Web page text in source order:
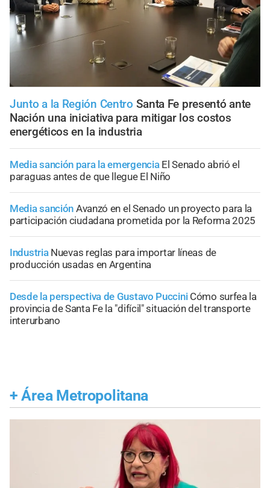
Junto a la Región Centro Santa Fe presentó ante
Nación una iniciativa para mitigar los costos
energéticos en la industria
Media sanción para la emergencia El Senado abrió el
paraguas antes de que llegue El Niño
Media sanción Avanzó en el Senado un proyecto para la
participación ciudadana prometida por la Reforma 2025
Industria Nuevas reglas para importar líneas de
producción usadas en Argentina
Desde la perspectiva de Gustavo Puccini Cómo surfea la
provincia de Santa Fe la "difícil" situación del transporte
interurbano
+ Área Metropolitana